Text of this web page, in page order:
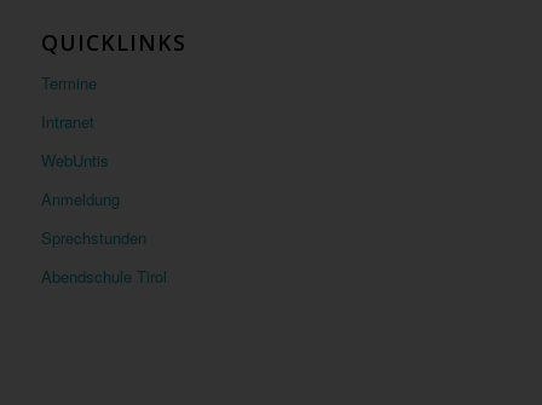
QUICKLINKS
Termine
Intranet
WebUntis
Anmeldung
Sprechstunden
Abendschule Tirol